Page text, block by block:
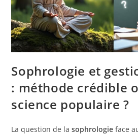
Sophrologie et
: méthode crédible
science populaire ?
La question de lasophrologie face